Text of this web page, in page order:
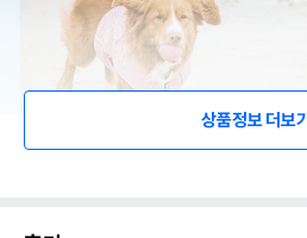
상품정보 더보기